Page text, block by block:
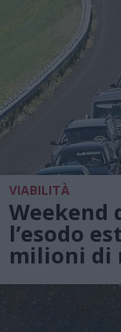
VIABILITÀ
Weekend
l’esodo
milioni di